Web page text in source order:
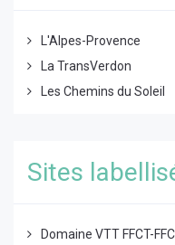
L'Alpes-Provence
La TransVerdon
Les Chemins du Soleil
Sites
Domaine VTT FFCT-